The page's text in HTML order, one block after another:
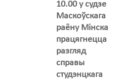
10.00 у судзе
Маскоўскага
раёну Мінска
працягнецца
разгляд
справы
студэнцкага